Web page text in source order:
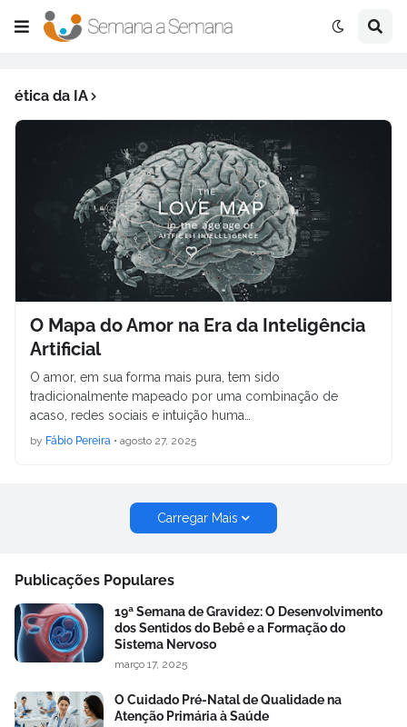
ética da IA
O Mapa do Amor na Era da Inteligência
Artificial
O amor, em sua forma mais pura, tem sido
tradicionalmente mapeado por uma combinação de
acaso, redes sociais e intuição huma…
by Fábio Pereira • agosto 27, 2025
Carregar Mais
Publicações Populares
19ª Semana de Gravidez: O Desenvolvimento
dos Sentidos do Bebê e a Formação do
Sistema Nervoso
março 17, 2025
O Cuidado Pré-Natal de Qualidade na
Atenção Primária à Saúde